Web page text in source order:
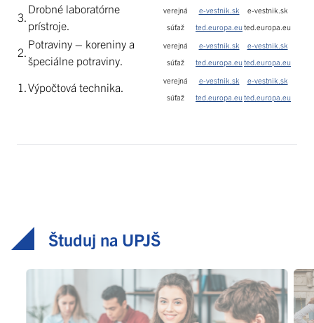
3.
Drobné laboratórne
prístroje.
verejná
súťaž
e-vestnik.sk
ted.europa.eu
e-vestnik.sk
ted.europa.eu
2.
Potraviny – koreniny a
špeciálne potraviny.
verejná
súťaž
e-vestnik.sk
ted.europa.eu
e-vestnik.sk
ted.europa.eu
1. Výpočtová technika.
verejná
súťaž
e-vestnik.sk
ted.europa.eu
e-vestnik.sk
ted.europa.eu
Študuj na UPJŠ